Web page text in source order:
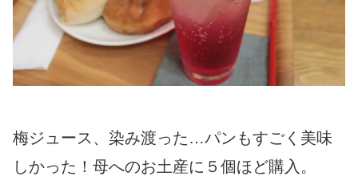
梅ジュース、染み渡った…パンもすごく美味
しかった！母へのお土産に５個ほど購入。